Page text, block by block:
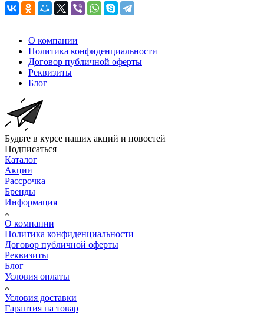
О компании
Политика конфиденциальности
Договор публичной оферты
Реквизиты
Блог
Будьте в курсе наших акций и новостей
Подписаться
Каталог
Акции
Рассрочка
Бренды
Информация
О компании
Политика конфиденциальности
Договор публичной оферты
Реквизиты
Блог
Условия оплаты
Условия доставки
Гарантия на товар